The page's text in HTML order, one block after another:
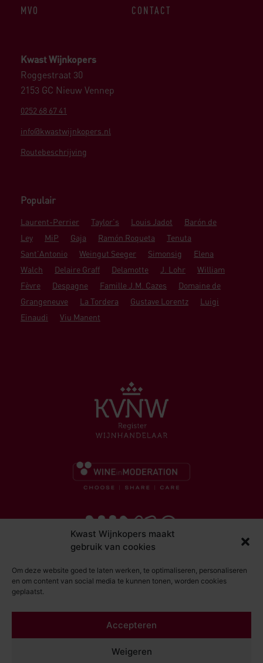
Kwast Wijnkopers maakt
gebruik van cookies
Om deze website goed te laten werken, te optimaliseren, personaliseren
en om content van social media te kunnen tonen, worden cookies
geplaatst.
Accepteren
Weigeren
Kwast Wijnkopers
Roggestraat 30
2153 GC Nieuw Vennep
0252 68 67 41
info@kwastwijnkopers.nl
Routebeschrijving
Populair
Laurent-Perrier Taylor's Louis Jadot
Barón de
Ley
MiP Gaja Ramón Roqueta
Tenuta
Sant'Antonio
Weingut Seeger Simonsig
Elena
Walch
Delaire Graff Delamotte J. Lohr
William
Fèvre
Despagne Famille J.M. Cazes
Domaine de
Grangeneuve
La Tordera Gustave Lorentz
Luigi
Einaudi
Viu Manent
MVO
CONTACT
DISCLAIMER
ALGEMENE VOORWAARDEN